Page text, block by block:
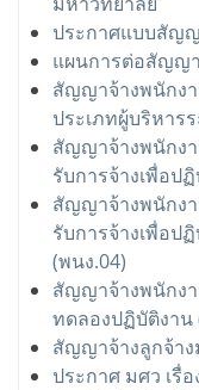
ประกาศแบบสัญ
แผนการต่อสัญญ
สัญญาจ้างพนักง
ประเภทผู้บริหาร
สัญญาจ้างพนักง
รับการจ้างเพื่อป
สัญญาจ้างพนักง
รับการจ้างเพื่อป
(พนง.04)
สัญญาจ้างพนักง
ทดลองปฏิบัติงาน
สัญญาจ้างลูกจ้า
ประกาศ มศว เรื่